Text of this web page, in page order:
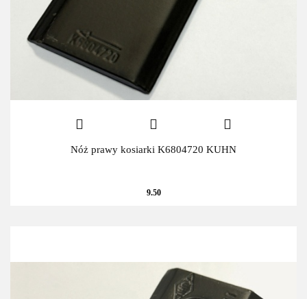
Nóż prawy kosiarki K6804720 KUHN
9.50